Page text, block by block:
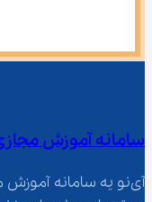
سامانه آموزش مجازی
آی‌نو یه سامانه